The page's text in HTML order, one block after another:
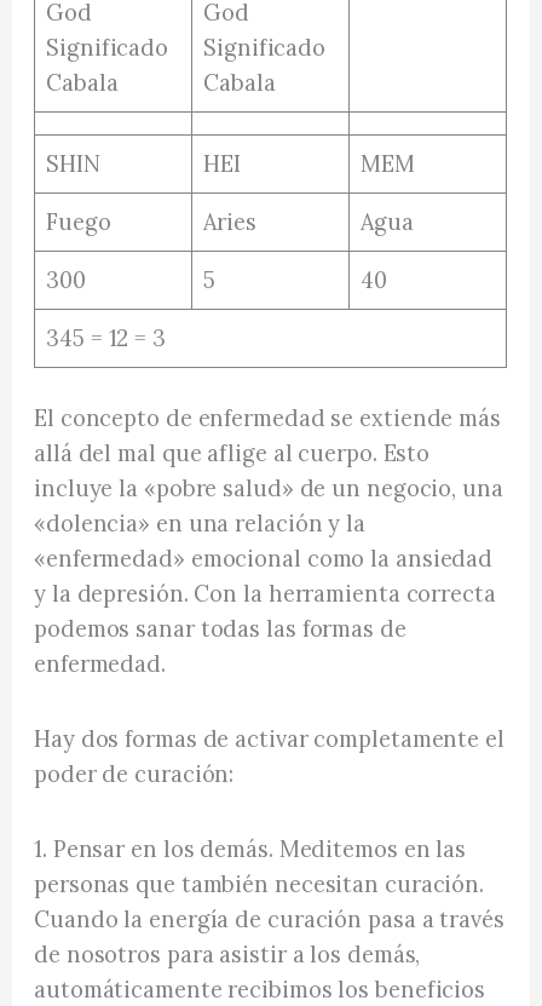
SHIN HEI MEM
Fuego Aries Agua
300 5 40
345 = 12 = 3
El concepto de enfermedad se extiende más
allá del mal que aflige al cuerpo. Esto
incluye la «pobre salud» de un negocio, una
«dolencia» en una relación y la
«enfermedad» emocional como la ansiedad
y la depresión. Con la herramienta correcta
podemos sanar todas las formas de
enfermedad.
Hay dos formas de activar completamente el
poder de curación:
1. Pensar en los demás. Meditemos en las
personas que también necesitan curación.
Cuando la energía de curación pasa a través
de nosotros para asistir a los demás,
automáticamente recibimos los beneficios